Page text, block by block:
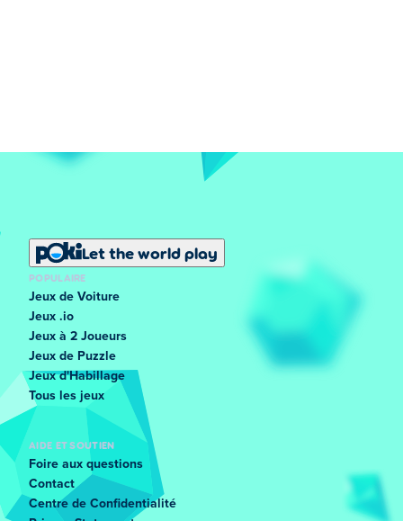
Let the world play
POPULAIRE
Jeux de Voiture
Jeux .io
Jeux à 2 Joueurs
Jeux de Puzzle
Jeux d'Habillage
Tous les jeux
AIDE ET SOUTIEN
Foire aux questions
Contact
Centre de Confidentialité